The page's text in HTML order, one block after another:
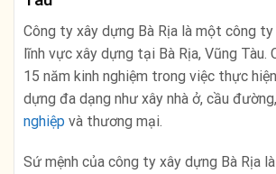
Công ty xây dựng Bà Rịa là một công
lĩnh vực xây dựng tại Bà Rịa, Vũng Tàu.
15 năm kinh nghiệm trong việc thực
dựng đa dạng như xây nhà ở, cầu đường,
nghiệp và thương mại.
Sứ mệnh của công ty xây dựng Bà Rịa